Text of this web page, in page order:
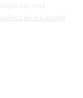
está
política de privacidad